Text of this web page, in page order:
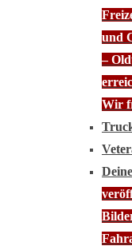
und
–
Wir